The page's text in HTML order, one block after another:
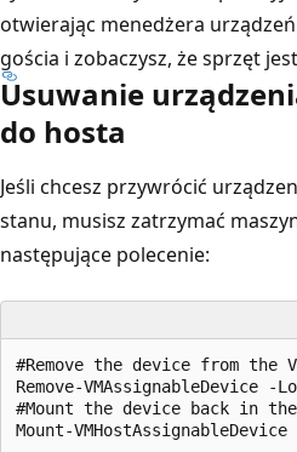
otwierając menedżera
gościa i zobaczysz, że sprzęt
Usuwanie
do hosta
Jeśli chcesz przywrócić
stanu, musisz zatrzymać
następujące polecenie:
#Remove the device from the
Remove-VMAssignableDevice -
#Mount the device back in